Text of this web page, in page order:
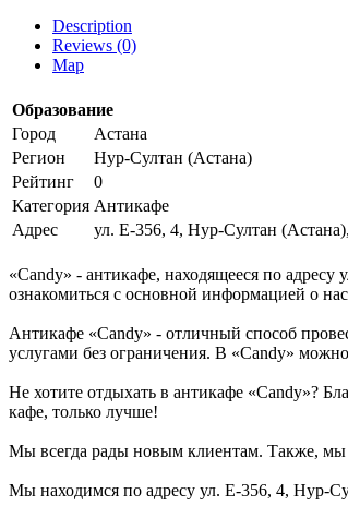
Description
Reviews (0)
Map
Образование
Город
Астана
Регион
Нур-Султан (Астана)
Рейтинг
0
Категория Антикафе
Адрес
ул. Е-356, 4, Нур-Султан
«Candy» - антикафе, находящееся по
ознакомиться с основной информацией о
Антикафе «Candy» - отличный способ
услугами без ограничения. В «Candy»
Не хотите отдыхать в антикафе «Candy»?
кафе, только лучше!
Мы всегда рады новым клиентам. Также, мы
Мы находимся по адресу ул. Е-356, 4, Нур-